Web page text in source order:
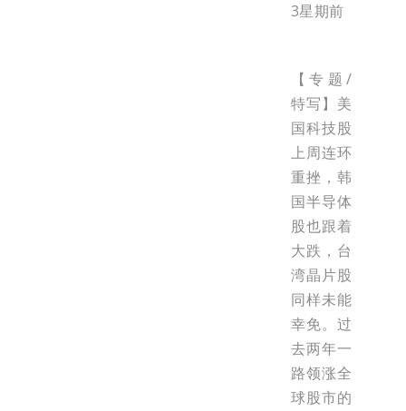
3星期前
【专题/
特写】美
国科技股
上周连环
重挫，韩
国半导体
股也跟着
大跌，台
湾晶片股
同样未能
幸免。过
去两年一
路领涨全
球股市的